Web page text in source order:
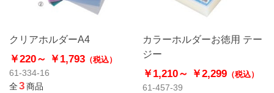
クリアホルダーA4
￥220～ ￥1,793 （税込）
61-334-16
全3商品
カラーホルダーお徳用 テー
ジー
￥1,210～ ￥2,299（税込）
61-457-39